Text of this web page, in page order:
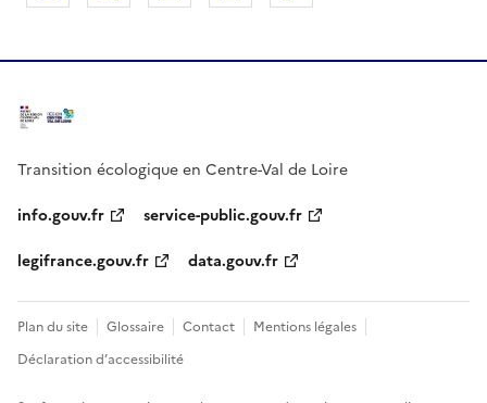
Transition écologique en Centre-Val de Loire
info.gouv.fr
service-public.gouv.fr
legifrance.gouv.fr
data.gouv.fr
Plan du site Glossaire Contact
Mentions légales
Déclaration d’accessibilité